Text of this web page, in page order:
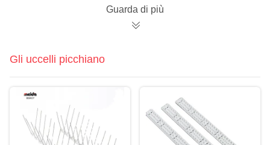
la trappola a molla eGuarda di più
Gli uccelli picchiano